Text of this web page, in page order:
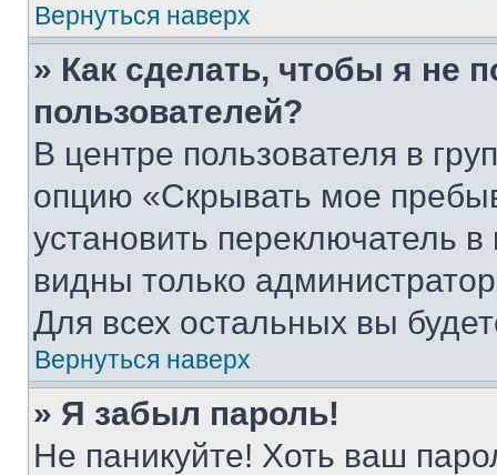
Вернуться наверх
» Как сделать, чтобы я не
пользователей?
В центре пользователя в
опцию «Скрывать мое
установить переключатель
видны только
Для всех остальных вы
Вернуться наверх
» Я забыл пароль!
Не паникуйте! Хоть ваш